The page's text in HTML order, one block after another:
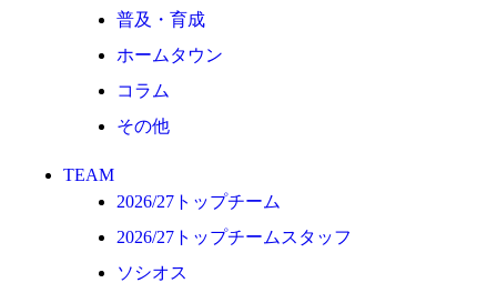
観戦ルール＆マナー
ホームゲーム運営管理規定
Jリーグ運営管理規定
写真・動画使用ガイドライン
SCHEDULE
2026/27
練習見学時のファンサービスについて
普及・育成
ホームタウン
コラム
その他
TEAM
2026/27トップチーム
2026/27トップチームスタッフ
ソシオス